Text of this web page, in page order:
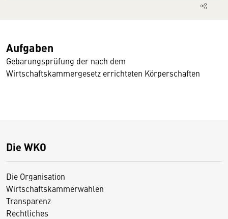
Aufgaben
Gebarungsprüfung der nach dem
Wirtschaftskammergesetz errichteten Körperschaften
Die WKO
Die Organisation
Wirtschaftskammerwahlen
Transparenz
Rechtliches